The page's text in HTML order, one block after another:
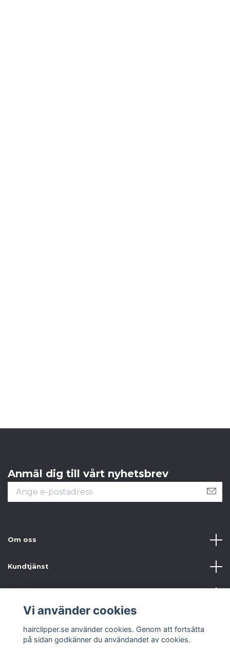
Anmäl dig till vårt nyhetsbrev
Om oss
Kundtjänst
Vi använder cookies
hairclipper.se använder cookies. Genom att fortsätta
på sidan godkänner du användandet av cookies.